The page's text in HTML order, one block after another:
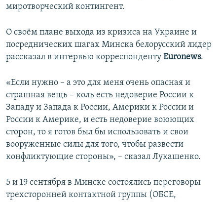
миротворческий контингент.
О своём плане выхода из кризиса на Украине и
посреднических шагах Минска белорусский лидер
рассказал в интервью корреспонденту Euronews.
«Если нужно – а это для меня очень опасная и
страшная вещь – коль есть недоверие России к
Западу и Запада к России, Америки к России и
России к Америке, и есть недоверие воюющих
сторон, то я готов был бы использовать и свои
вооруженные силы для того, чтобы развести
конфликтующие стороны», – сказал Лукашенко.
5 и 19 сентября в Минске состоялись переговоры
трехсторонней контактной группы (ОБСЕ,